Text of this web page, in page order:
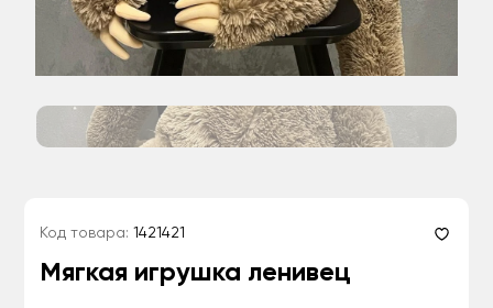
Код товара: 1421421
Мягкая игрушка ленивец